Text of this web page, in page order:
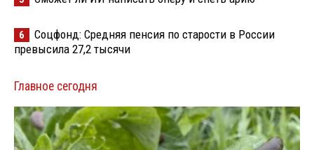
6
Соцфонд: Средняя пенсия по старости в России
превысила 27,2 тысячи
Главное сегодня